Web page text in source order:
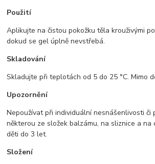
Použití
Aplikujte na čistou pokožku těla krouživými
dokud se gel úplně nevstřebá.
Skladování
Skladujte při teplotách od 5 do 25 °C. Mimo
Upozornění
Nepoužívat při individuální nesnášenlivosti či
některou ze složek balzámu, na sliznice a na
děti do 3 let.
Složení